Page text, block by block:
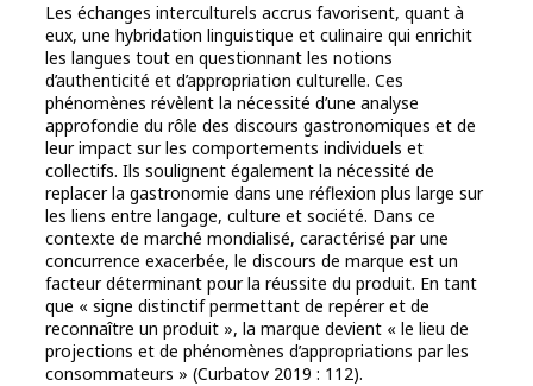
Les échanges interculturels accrus favorisent, quant à
eux, une hybridation linguistique et culinaire qui enrichit
les langues tout en questionnant les notions
d’authenticité et d’appropriation culturelle. Ces
phénomènes révèlent la nécessité d’une analyse
approfondie du rôle des discours gastronomiques et de
leur impact sur les comportements individuels et
collectifs. Ils soulignent également la nécessité de
replacer la gastronomie dans une réflexion plus large sur
les liens entre langage, culture et société. Dans ce
contexte de marché mondialisé, caractérisé par une
concurrence exacerbée, le discours de marque est un
facteur déterminant pour la réussite du produit. En tant
que « signe distinctif permettant de repérer et de
reconnaître un produit », la marque devient « le lieu de
projections et de phénomènes d’appropriations par les
consommateurs » (Curbatov 2019 : 112).